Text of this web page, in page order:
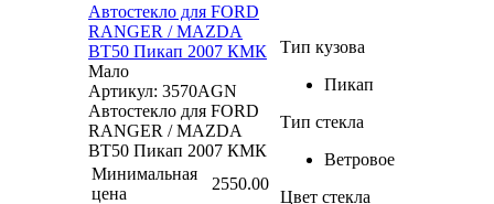
Автостекло для FORD
RANGER / MAZDA
BT50 Пикап 2007 КМК
Мало
Артикул: 3570AGN
Автостекло для FORD
RANGER / MAZDA
BT50 Пикап 2007 КМК
Минимальная
цена
2550.00
Тип кузова
Пикап
Тип стекла
Ветровое
Цвет стекла